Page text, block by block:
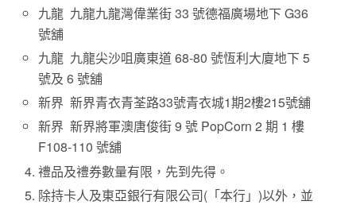
九龍 九龍九龍灣偉業街 33 號德福廣場地下 G36
號舖
九龍 九龍尖沙咀廣東道 68-80 號恆利大廈地下 5
號及 6 號舖
新界 新界青衣青荃路33號青衣城1期2樓215號舖
新界 新界將軍澳唐俊街 9 號 PopCorn 2 期 1 樓
F108-110 號舖
禮品及禮券數量有限，先到先得。
除持卡人及東亞銀行有限公司(「本行」)以外，並